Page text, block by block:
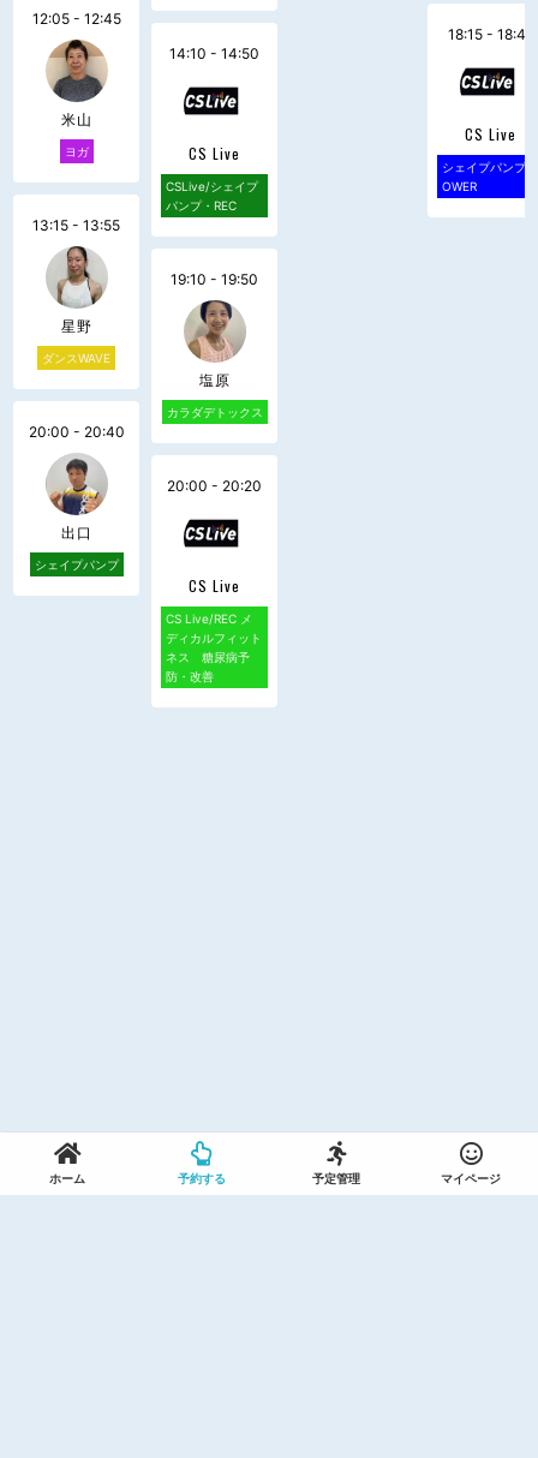
12:05 - 12:45
米山
ヨガ
13:15 - 13:55
星野
ダンスWAVE
20:00 - 20:40
出口
シェイプパンプ
14:10 - 14:50
CS Live
CSLive/シェイプ
パンプ・REC
19:10 - 19:50
塩原
カラダデトックス
20:00 - 20:20
CS Live
CS Live/REC メ
ディカルフィット
ネス 糖尿病予
防・改善
18:15 - 18:45
CS Live
シェイプパンプP
OWER
ホーム 予約する 予定管理 マイページ